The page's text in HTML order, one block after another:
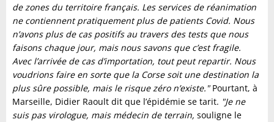
de zones du territoire français. Les services de réanimation
ne contiennent pratiquement plus de patients Covid. Nous
n’avons plus de cas positifs au travers des tests que nous
faisons chaque jour, mais nous savons que c’est fragile.
Avec l’arrivée de cas d’importation, tout peut repartir. Nous
voudrions faire en sorte que la Corse soit une destination la
plus sûre possible, mais le risque zéro n’existe."Pourtant, à
Marseille, Didier Raoult dit que l’épidémie se tarit. "Je ne
suis pas virologue, mais médecin de terrain, souligne le